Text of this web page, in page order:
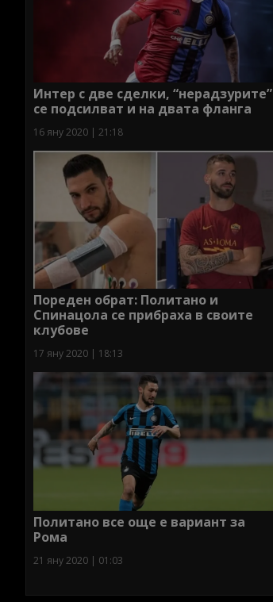
Интер с две сделки, “нерадзурите”
се подсилват и на двата фланга
16 яну 2020 | 21:18
Пореден обрат: Политано и
Спинацола се прибраха в своите
клубове
17 яну 2020 | 18:13
Политано все още е вариант за
Рома
21 яну 2020 | 01:03